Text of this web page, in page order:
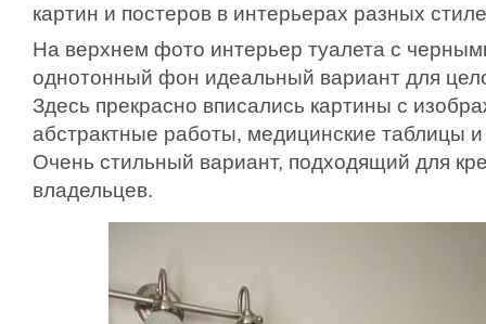
картин и постеров в интерьерах разных
На верхнем фото интерьер туалета с
однотонный фон идеальный вариант для
Здесь прекрасно вписались картины с
абстрактные работы, медицинские таблицы и
Очень стильный вариант, подходящий для
владельцев.